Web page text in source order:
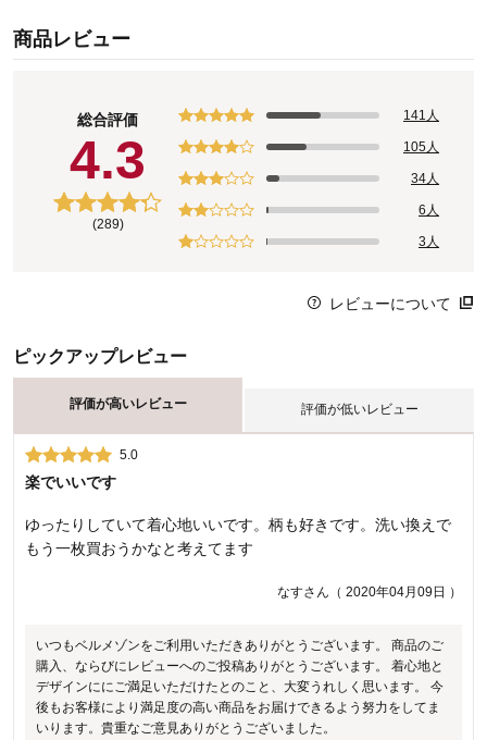
商品レビュー
総合評価
4.3
(289)
141人
105人
34人
6人
3人
レビューについて
ピックアップレビュー
評価が高いレビュー 評価が低いレビュー
5.0
楽でいいです
ゆったりしていて着心地いいです。柄も好きです。洗い換えで
もう一枚買おうかなと考えてます
なすさん（ 2020年04月09日 ）
いつもベルメゾンをご利用いただきありがとうございます。 商品のご
購入、ならびにレビューへのご投稿ありがとうございます。 着心地と
デザインににご満足いただけたとのこと、大変うれしく思います。 今
後もお客様により満足度の高い商品をお届けできるよう努力をしてま
いります。貴重なご意見ありがとうございました。
1.0
チクチクする
デザインやサイズ感はバッチリでした。でも、素肌に着ると、
なんとなくチクチクする。洗っても変わらず。気にし出すと、
いつもベルメゾンをご利用いただきありがとうございます。 商品のご
購入、ならびにレビューへのご投稿ありがとうございます。 このたび
は商品の素材感にご満足いただけなかったとのこと、誠に申し訳ござ
いません。トップスとパンツともに綿を使用した素材のため、綿糸の